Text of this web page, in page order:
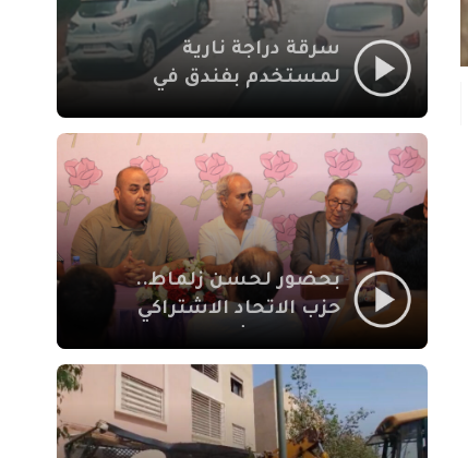
سرقة دراجة نارية
لمستخدم بفندق في
بمراكش
بحضور لحسن زلماط..
حزب الاتحاد الاشتراكي
مقراً بمقاطعة سيدي
يوسف بن علي مراكش